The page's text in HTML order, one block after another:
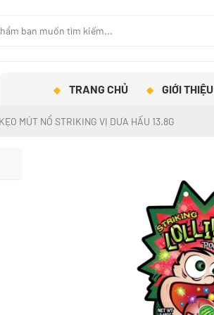
TRANG CHỦ GIỚI THIỆU
KẸO MÚT NỔ STRIKING VỊ DƯA HẤU 13.8G